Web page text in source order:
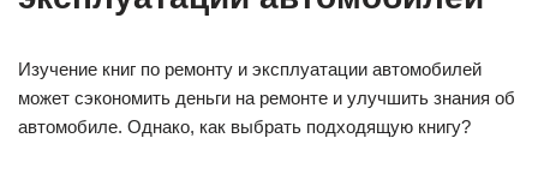
Изучение книг по ремонту и эксплуатации автомобилей
может сэкономить деньги на ремонте и улучшить знания об
автомобиле. Однако, как выбрать подходящую книгу?